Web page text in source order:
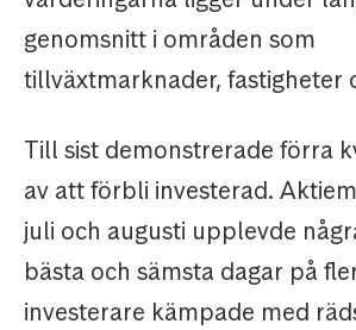
genomsnitt i områden som
tillväxtmarknader, fastigheter
Till sist demonstrerade förra
av att förbli investerad.
juli och augusti upplevde
bästa och sämsta dagar på
investerare kämpade med